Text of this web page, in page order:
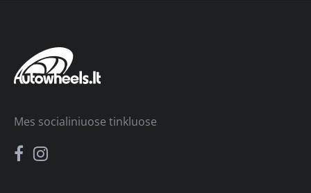
Mes socialiniuose tinkluose